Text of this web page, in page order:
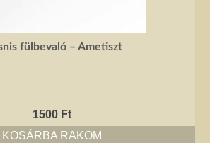
fülbevaló – Ametiszt
1500 Ft
KOSÁRBA RAKOM